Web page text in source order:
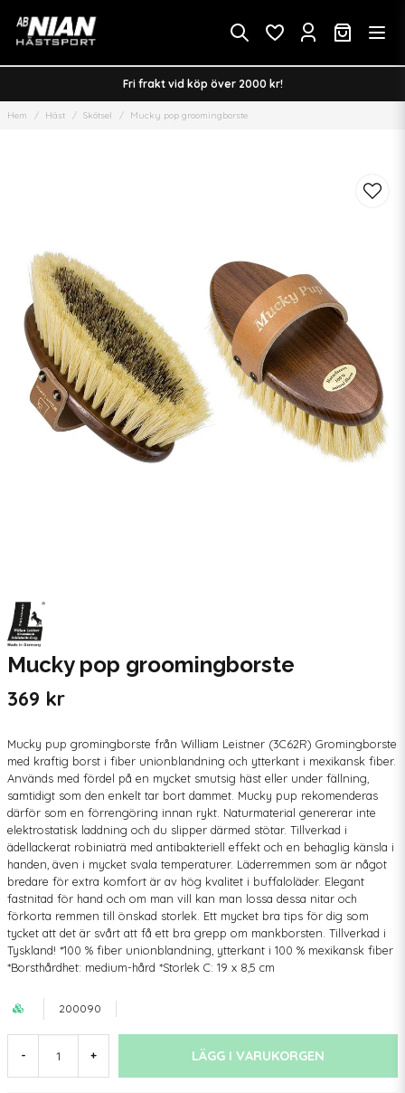
Fri frakt vid köp över 2000 kr!
Hem Häst Skötsel Mucky pop groomingborste
Mucky pop groomingborste
369 kr
Mucky pup gromingborste från William Leistner (3C62R) Gromingborste
med kraftig borst i fiber unionblandning och ytterkant i mexikansk fiber.
Används med fördel på en mycket smutsig häst eller under fällning,
samtidigt som den enkelt tar bort dammet. Mucky pup rekomenderas
därför som en förrengöring innan rykt. Naturmaterial genererar inte
elektrostatisk laddning och du slipper därmed stötar. Tillverkad i
ädellackerat robiniaträ med antibakteriell effekt och en behaglig känsla i
handen, även i mycket svala temperaturer. Läderremmen som är något
bredare för extra komfort är av hög kvalitet i buffaloläder. Elegant
fastnitad för hand och om man vill kan man lossa dessa nitar och
förkorta remmen till önskad storlek. Ett mycket bra tips för dig som
tycket att det är svårt att få ett bra grepp om mankborsten. Tillverkad i
Tyskland! *100 % fiber unionblandning, ytterkant i 100 % mexikansk fiber
*Borsthårdhet: medium-hård *Storlek C: 19 x 8,5 cm
200090
- + LÄGG I VARUKORGEN